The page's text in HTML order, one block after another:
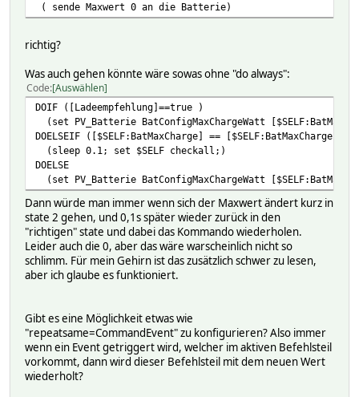
( sende Maxwert 0 an die Batterie)
richtig?
Was auch gehen könnte wäre sowas ohne "do always":
Code Auswählen
DOIF ([Ladeempfehlung]==true )
(set PV_Batterie BatConfigMaxChargeWatt
DOELSEIF ([$SELF:BatMaxCharge] == [$SELF:BatMaxCharge])
(sleep 0.1; set $SELF checkall;)
DOELSE
(set PV_Batterie BatConfigMaxChargeWatt
Dann würde man immer wenn sich der Maxwert ändert kurz in
state 2 gehen, und 0,1s später wieder zurück in den
"richtigen" state und dabei das Kommando wiederholen.
Leider auch die 0, aber das wäre warscheinlich nicht so
schlimm. Für mein Gehirn ist das zusätzlich schwer zu lesen,
aber ich glaube es funktioniert.
Gibt es eine Möglichkeit etwas wie
"repeatsame=CommandEvent" zu konfigurieren? Also immer
wenn ein Event getriggert wird, welcher im aktiven Befehlsteil
vorkommt, dann wird dieser Befehlsteil mit dem neuen Wert
wiederholt?